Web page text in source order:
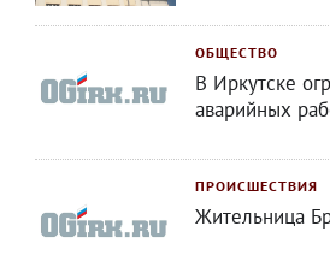
ОБЩЕСТВО
В Иркутске
аварийных
ПРОИСШЕСТВИЯ
Жительница